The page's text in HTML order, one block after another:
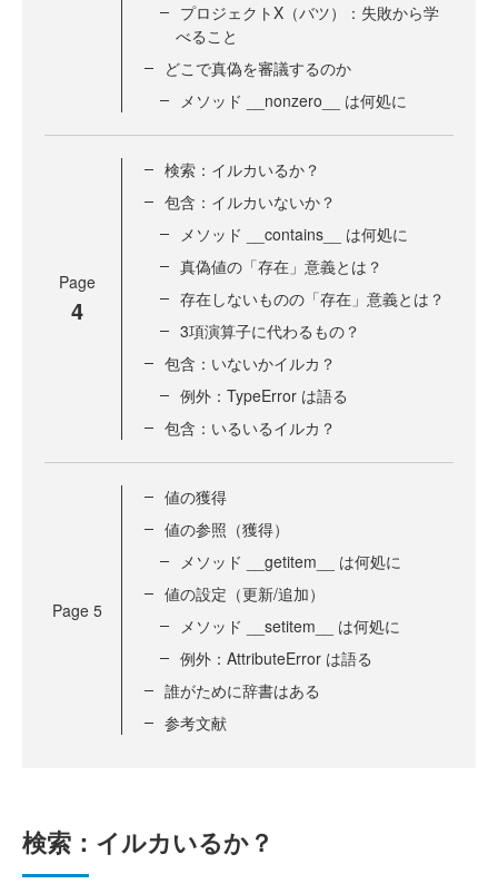
プロジェクトX（バツ）：失敗から学
べること
どこで真偽を審議するのか
メソッド __nonzero__ は何処に
Page
4
検索：イルカいるか？
包含：イルカいないか？
メソッド __contains__ は何処に
真偽値の「存在」意義とは？
存在しないものの「存在」意義とは？
3項演算子に代わるもの？
包含：いないかイルカ？
例外：TypeError は語る
包含：いるいるイルカ？
Page 5
値の獲得
値の参照（獲得）
メソッド __getitem__ は何処に
値の設定（更新/追加）
メソッド __setitem__ は何処に
例外：AttributeError は語る
誰がために辞書はある
参考文献
検索：イルカいるか？